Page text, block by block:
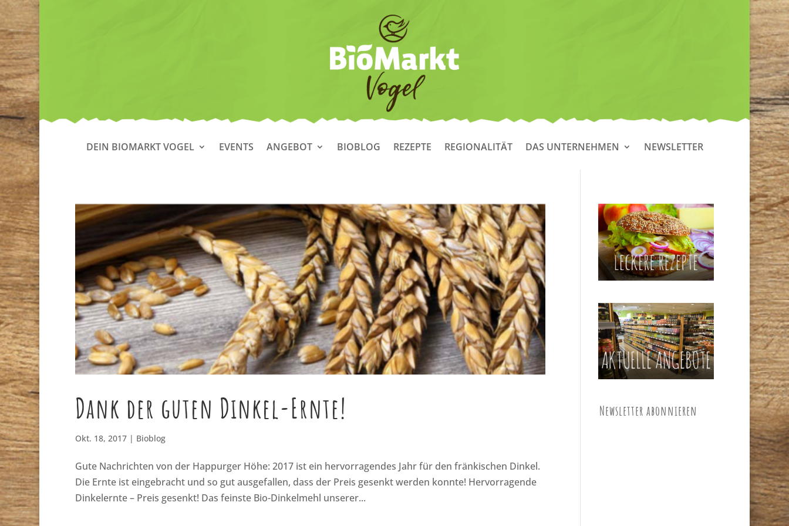
DEIN BIOMARKT VOGEL EVENTS ANGEBOT BIOBLOG REZEPTE REGIONALITÄT DAS UNTERNEHMEN NEWSLETTER
Dank der guten Dinkel-Ernte!
Okt. 18, 2017| Bioblog
Gute Nachrichten von der Happurger Höhe: 2017 ist ein hervorragendes Jahr für den fränkischen Dinkel.
Die Ernte ist eingebracht und so gut ausgefallen, dass der Preis gesenkt werden konnte! Hervorragende
Dinkelernte – Preis gesenkt! Das feinste Bio-Dinkelmehl unserer...
Newsletter abonnieren